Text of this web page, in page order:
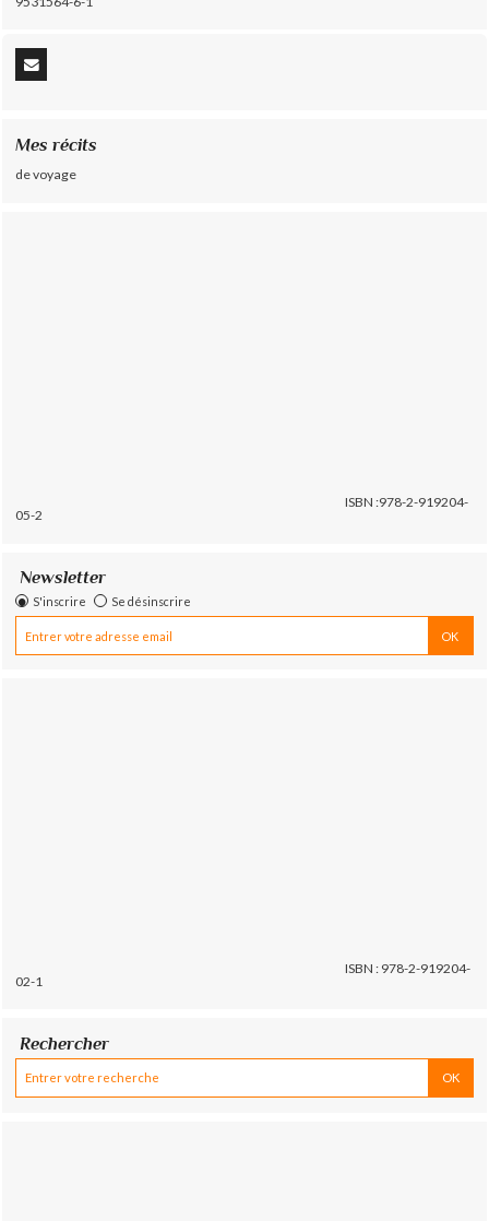
Mes récits
de voyage
ISBN :978-2-919204-
05-2
Newsletter
S'inscrire Se désinscrire
ISBN : 978-2-919204-
02-1
Rechercher